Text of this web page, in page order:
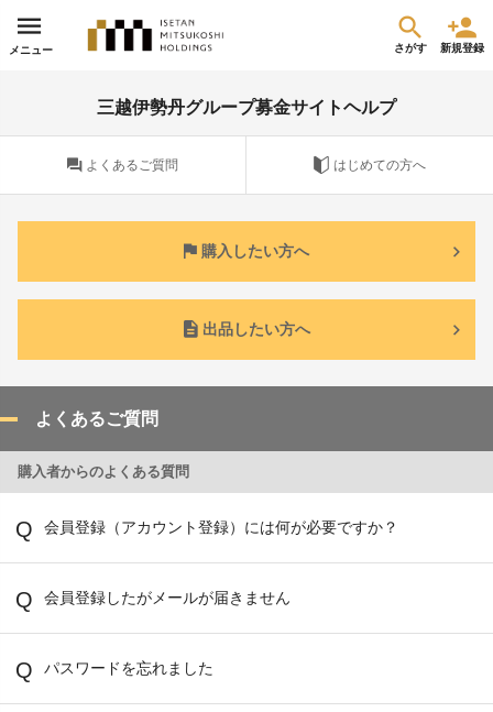
メニュー さがす 新規登録
三越伊勢丹グループ募金サイトヘルプ
よくあるご質問 はじめての方へ
購入したい方へ
出品したい方へ
よくあるご質問
購入者からのよくある質問
会員登録（アカウント登録）には何が必要ですか？
会員登録したがメールが届きません
パスワードを忘れました